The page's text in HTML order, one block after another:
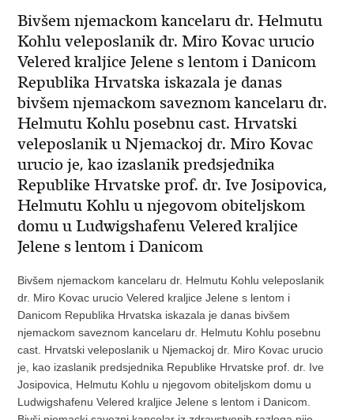
Bivšem njemackom kancelaru dr. Helmutu
Kohlu veleposlanik dr. Miro Kovac urucio
Velered kraljice Jelene s lentom i Danicom
Republika Hrvatska iskazala je danas
bivšem njemackom saveznom kancelaru dr.
Helmutu Kohlu posebnu cast. Hrvatski
veleposlanik u Njemackoj dr. Miro Kovac
urucio je, kao izaslanik predsjednika
Republike Hrvatske prof. dr. Ive Josipovica,
Helmutu Kohlu u njegovom obiteljskom
domu u Ludwigshafenu Velered kraljice
Jelene s lentom i Danicom
Bivšem njemackom kancelaru dr. Helmutu Kohlu veleposlanik
dr. Miro Kovac urucio Velered kraljice Jelene s lentom i
Danicom Republika Hrvatska iskazala je danas bivšem
njemackom saveznom kancelaru dr. Helmutu Kohlu posebnu
cast. Hrvatski veleposlanik u Njemackoj dr. Miro Kovac urucio
je, kao izaslanik predsjednika Republike Hrvatske prof. dr. Ive
Josipovica, Helmutu Kohlu u njegovom obiteljskom domu u
Ludwigshafenu Velered kraljice Jelene s lentom i Danicom.